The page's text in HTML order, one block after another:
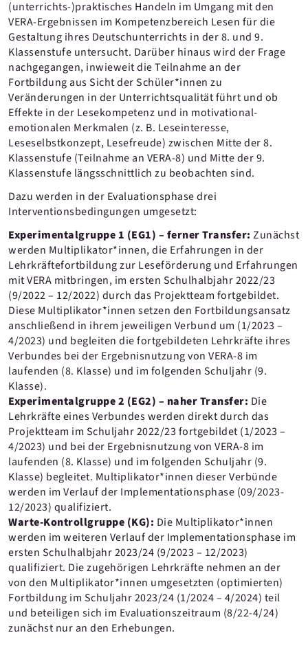
(unterrichts-)praktisches Handeln im Umgang mit den
VERA-Ergebnissen im Kompetenzbereich Lesen für die
Gestaltung ihres Deutschunterrichts in der 8. und 9.
Klassenstufe untersucht. Darüber hinaus wird der Frage
nachgegangen, inwieweit die Teilnahme an der
Fortbildung aus Sicht der Schüler*innen zu
Veränderungen in der Unterrichtsqualität führt und ob
Effekte in der Lesekompetenz und in motivational-
emotionalen Merkmalen (z. B. Leseinteresse,
Leseselbstkonzept, Lesefreude) zwischen Mitte der 8.
Klassenstufe (Teilnahme an VERA-8) und Mitte der 9.
Klassenstufe längsschnittlich zu beobachten sind.
Dazu werden in der Evaluationsphase drei
Interventionsbedingungen umgesetzt:
Experimentalgruppe 1 (EG1) – ferner Transfer: Zunächst
werden Multiplikator*innen, die Erfahrungen in der
Lehrkräftefortbildung zur Leseförderung und Erfahrungen
mit VERA mitbringen, im ersten Schulhalbjahr 2022/23
(9/2022 – 12/2022) durch das Projektteam fortgebildet.
Diese Multiplikator*innen setzen den Fortbildungsansatz
anschließend in ihrem jeweiligen Verbund um (1/2023 –
4/2023) und begleiten die fortgebildeten Lehrkräfte ihres
Verbundes bei der Ergebnisnutzung von VERA-8 im
laufenden (8. Klasse) und im folgenden Schuljahr (9.
Klasse).
Experimentalgruppe 2 (EG2) – naher Transfer: Die
Lehrkräfte eines Verbundes werden direkt durch das
Projektteam im Schuljahr 2022/23 fortgebildet (1/2023 –
4/2023) und bei der Ergebnisnutzung von VERA-8 im
laufenden (8. Klasse) und im folgenden Schuljahr (9.
Klasse) begleitet. Multiplikator*innen dieser Verbünde
werden im Verlauf der Implementationsphase (09/2023-
12/2023) qualifiziert.
Warte-Kontrollgruppe (KG): Die Multiplikator*innen
werden im weiteren Verlauf der Implementationsphase im
ersten Schulhalbjahr 2023/24 (9/2023 – 12/2023)
qualifiziert. Die zugehörigen Lehrkräfte nehmen an der
von den Multiplikator*innen umgesetzten (optimierten)
Fortbildung im Schuljahr 2023/24 (1/2024 – 4/2024) teil
und beteiligen sich im Evaluationszeitraum (8/22-4/24)
zunächst nur an den Erhebungen.